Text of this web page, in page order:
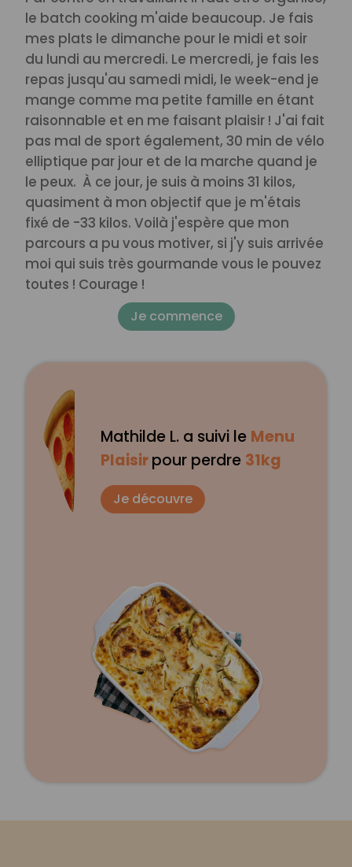
le batch cooking m'aide beaucoup. Je fais
mes plats le dimanche pour le midi et soir
du lundi au mercredi. Le mercredi, je fais les
repas jusqu'au samedi midi, le week-end je
mange comme ma petite famille en étant
raisonnable et en me faisant plaisir ! J'ai fait
pas mal de sport également, 30 min de vélo
elliptique par jour et de la marche quand je
le peux. À ce jour, je suis à moins 31 kilos,
quasiment à mon objectif que je m'étais
fixé de -33 kilos. Voilà j'espère que mon
parcours a pu vous motiver, si j'y suis arrivée
moi qui suis très gourmande vous le pouvez
toutes ! Courage !
Je commence
Mathilde L. a suivi le Menu
Plaisirpour perdre 31kg
Je découvre